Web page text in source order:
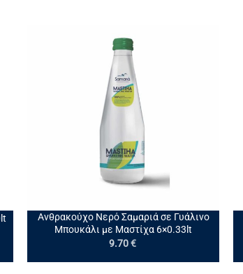
Ανθρακούχο Νερό Σαμαριά σε Γυάλινο
Μπουκάλι με Μαστίχα 6×0.33lt
9.70€